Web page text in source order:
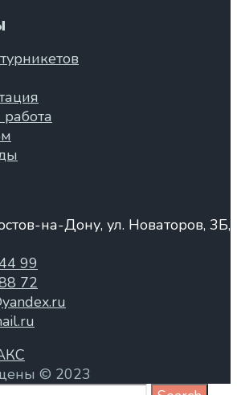
на-Дону, ул. Новаторов, 3Б,
99
72
© 2023